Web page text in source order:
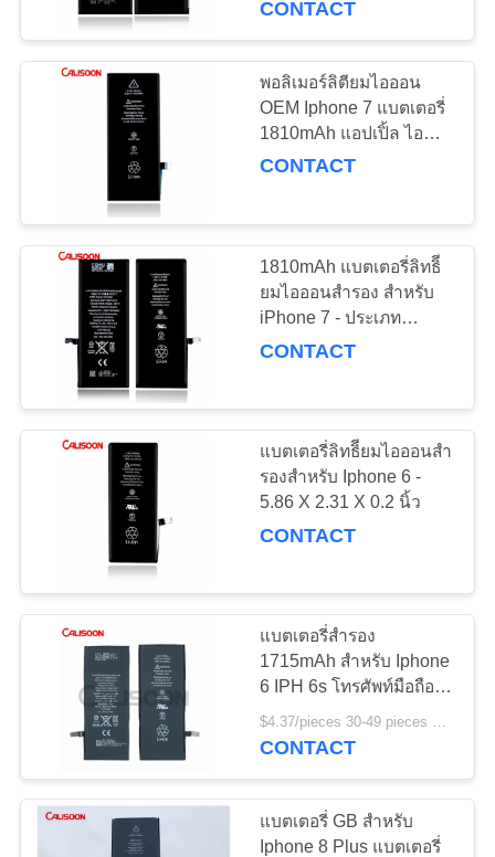
CONTACT
พอลิเมอร์ลิตียมไอออน
OEM Iphone 7 แบตเตอรี่
1810mAh แอปเปิ้ล ไอ
โฟนอะไหล่
CONTACT
1810mAh แบตเตอรี่ลิทธิี
ยมไอออนสํารอง สําหรับ
iPhone 7 - ประเภท
แบตเตอรี่อายุยาว
CONTACT
แบตเตอรี่ลิทธิียมไอออนสํา
รองสําหรับ Iphone 6 -
5.86 X 2.31 X 0.2 นิ้ว
CONTACT
แบตเตอรี่สํารอง
1715mAh สําหรับ Iphone
6 IPH 6s โทรศัพท์มือถือ LI
ION แบตเตอรี่
$4.37/pieces 30-49 pieces MOQ:30 ชิ้น
CONTACT
แบตเตอรี่ GB สําหรับ
Iphone 8 Plus แบตเตอรี่